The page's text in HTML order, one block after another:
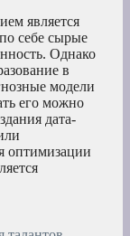
является
себе сырые
Однако
в
модели
его можно
дата-
оптимизации